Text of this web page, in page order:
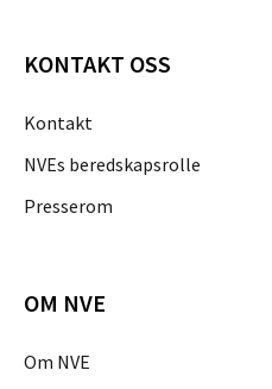
KONTAKT OSS
Kontakt
NVEs beredskapsrolle
Presserom
OM NVE
Om NVE